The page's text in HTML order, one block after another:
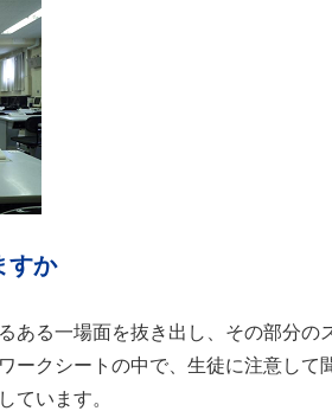
すか
ある一場面を抜き出し、その部分の
ークシートの中で、生徒に注意して
ています。